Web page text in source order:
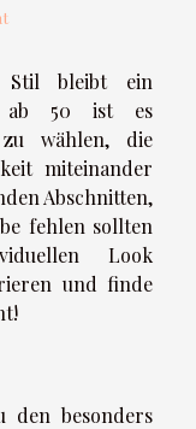
bleibt ein
ab 50 ist es
zu wählen, die
miteinander
Abschnitten,
fehlen sollten
Look
und finde
den besonders